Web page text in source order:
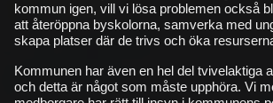
kommun igen, vill vi lösa problemen också
att återöppna byskolorna, samverka med
skapa platser där de trivs och öka
Kommunen har även en hel del tvivelaktiga
och detta är något som måste upphöra. Vi